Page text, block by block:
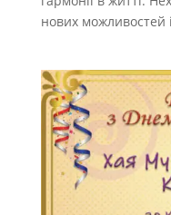
нових можливостей